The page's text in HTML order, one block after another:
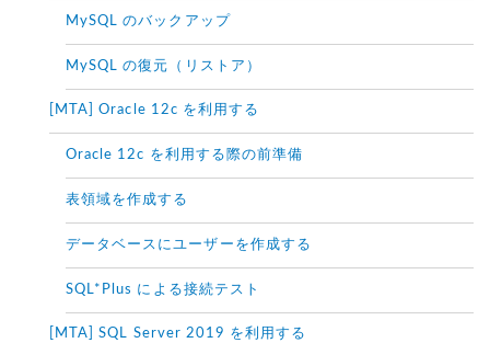
MySQL のバックアップ
MySQL の復元（リストア）
[MTA] Oracle 12c を利用する
Oracle 12c を利用する際の前準備
表領域を作成する
データベースにユーザーを作成する
SQL*Plus による接続テスト
[MTA] SQL Server 2019 を利用する